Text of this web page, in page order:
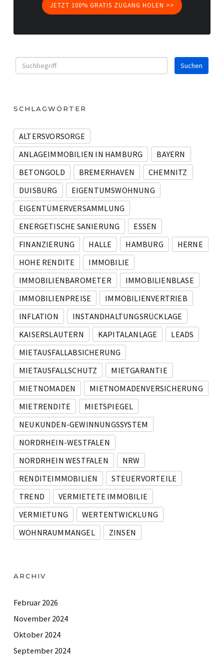
JETZT 100% GRATIS ZUGANG HOLEN >>
SCHLAGWÖRTER
ALTERSVORSORGE
ANLAGEIMMOBILIEN IN HAMBURG
BAYERN
BETONGOLD
BREMERHAVEN
CHEMNITZ
DUISBURG
EIGENTUMSWOHNUNG
EIGENTÜMERVERSAMMLUNG
ENERGETISCHE SANIERUNG
ESSEN
FINANZIERUNG
HALLE HAMBURG
HERNE
HOHE RENDITE
IMMOBILIE
IMMOBILIENBAROMETER
IMMOBILIENBLASE
IMMOBILIENPREISE
IMMOBILIENVERTRIEB
INFLATION
INSTANDHALTUNGSRÜCKLAGE
KAISERSLAUTERN
KAPITALANLAGE
LEADS
MIETAUSFALLABSICHERUNG
MIETAUSFALLSCHUTZ
MIETGARANTIE
MIETNOMADEN
MIETNOMADENVERSICHERUNG
MIETRENDITE
MIETSPIEGEL
NEUKUNDEN-GEWINNUNGSSYSTEM
NORDRHEIN-WESTFALEN
NORDRHEIN WESTFALEN
NRW
RENDITEIMMOBILIEN
STEUERVORTEILE
TREND
VERMIETETE IMMOBILIE
VERMIETUNG
WERTENTWICKLUNG
WOHNRAUMMANGEL
ZINSEN
ARCHIV
Februar 2026
November 2024
Oktober 2024
September 2024